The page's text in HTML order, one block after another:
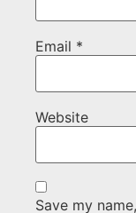
Email *
Website
Save my